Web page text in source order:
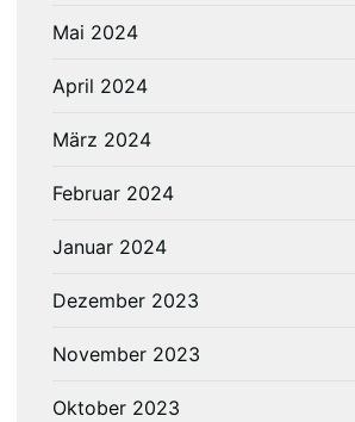
Mai 2024
April 2024
März 2024
Februar 2024
Januar 2024
Dezember 2023
November 2023
Oktober 2023